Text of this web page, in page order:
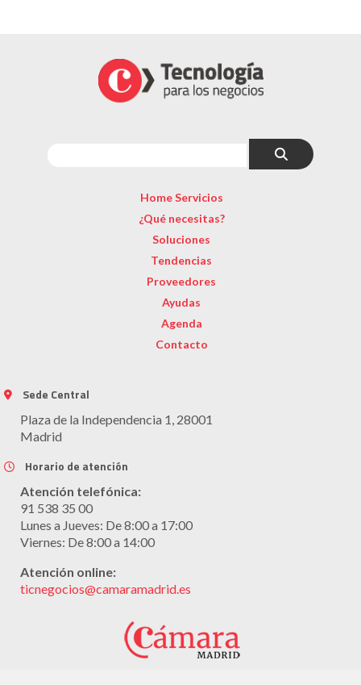
Home Servicios
¿Qué necesitas?
Soluciones
Tendencias
Proveedores
Ayudas
Agenda
Contacto
Sede Central
Plaza de la Independencia 1, 28001
Madrid
Horario de atención
Atención telefónica:
91 538 35 00
Lunes a Jueves: De 8:00 a 17:00
Viernes: De 8:00 a 14:00
Atención online:
ticnegocios@camaramadrid.es